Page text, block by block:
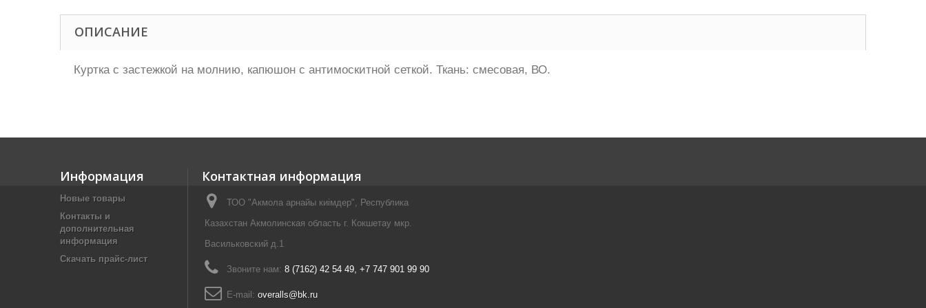
ОПИСАНИЕ
Куртка с застежкой на молнию, капюшон с антимоскитной сеткой. Ткань: смесовая, ВО.
Информация
Новые товары
Контакты и
дополнительная
информация
Скачать прайс-лист
Контактная информация
ТОО "Акмола арнайы киiмдер", Республика
Казахстан Акмолинская область г. Кокшетау мкр.
Васильковский д.1
Звоните нам: 8 (7162) 42 54 49, +7 747 901 99 90
E-mail: overalls@bk.ru